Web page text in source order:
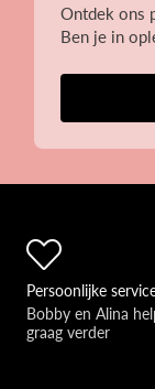
Ontdek ons
Ben je in
Persoonlijke
Bobby en Alina
graag verder